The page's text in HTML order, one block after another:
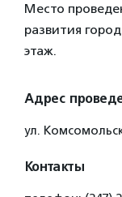
Место
развития
этаж.
Адрес
ул.
Контакты